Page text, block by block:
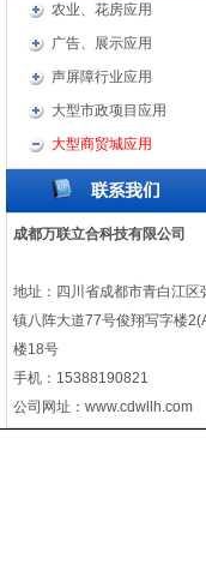
农业、花房应用
广告、展示应用
声屏障行业应用
大型市政项目应用
大型商贸城应用
成都万联立合科技有限公司
地址：四川省成都市青白江区
镇八阵大道77号俊翔写字楼
楼18号
手机：15388190821
公司网址： www.cdwllh.com